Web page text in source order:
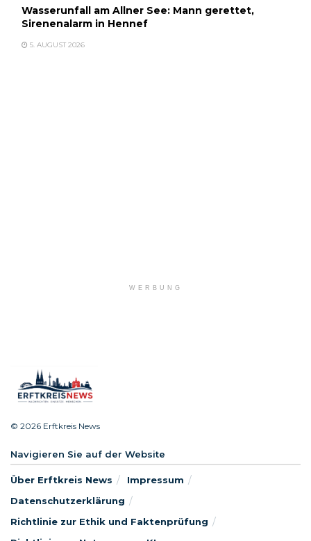
Wasserunfall am Allner See: Mann gerettet,
Sirenenalarm in Hennef
5. AUGUST 2026
WERBUNG
© 2026 Erftkreis News
Navigieren Sie auf der Website
Über Erftkreis News
Impressum
Datenschutzerklärung
Richtlinie zur Ethik und Faktenprüfung